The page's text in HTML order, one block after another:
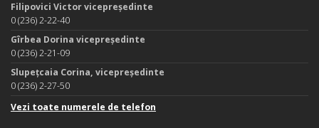
Filipovici Victor vicepreședinte
0 (236) 2-22-40
Gîrbea Dorina vicepreședinte
0 (236) 2-21-09
Slupețcaia Corina, vicepreședinte
0 (236) 2-27-50
Vezi toate numerele de telefon